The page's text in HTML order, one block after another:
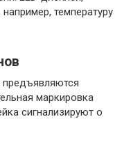
температуру
предъявляются
маркировка
сигнализируют о